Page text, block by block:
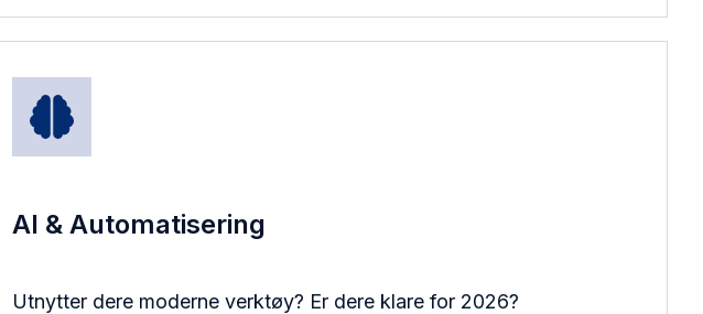
AI & Automatisering
Utnytter dere moderne verktøy? Er dere klare for 2026?